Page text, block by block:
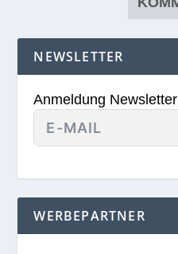
NEWSLETTER
Anmeldung Newsletter
WERBEPARTNER